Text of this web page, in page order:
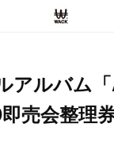
アルバム
売会整理